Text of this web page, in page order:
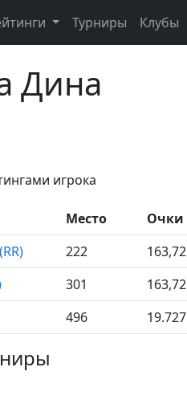
Турниры Клубы
Дина
игрока
Место
Очки
222
163,72
301
163,72
496 19.727